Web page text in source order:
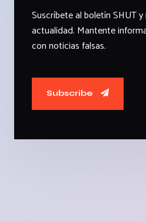
Suscríbete al boletín SHUT
actualidad. Mantente
con noticias falsas.
Subscribe